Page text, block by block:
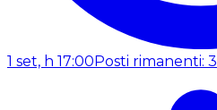
1 set, h 17:00Posti rimanenti: 3